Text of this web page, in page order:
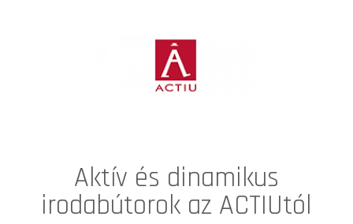
Aktív és dinamikus
irodabútorok az ACTIUtól